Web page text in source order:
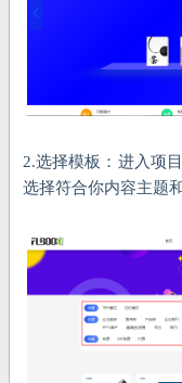
2.选择模板：进入项
选择符合你内容主题